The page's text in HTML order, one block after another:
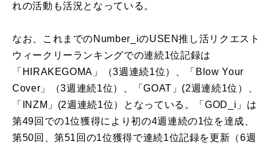
れの活動も活況となっている。
なお、これまでのNumber_iのUSEN推し活リクエスト
ウィークリーランキングでの連続1位記録は
「HIRAKEGOMA」（3週連続1位）、「Blow Your
Cover」（3週連続1位）、「GOAT」(2週連続1位）、
「INZM」(2週連続1位）となっている。「GOD_i」は
第49回での1位獲得により初の4週連続の1位を達成、
第50回、第51回の1位獲得で連続1位記録を更新（6週